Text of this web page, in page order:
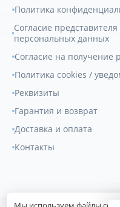
Политика
Согласие
персональных данных
Согласие на получение
Политика cookies /
Реквизиты
Гарантия и возврат
Доставка и оплата
Контакты